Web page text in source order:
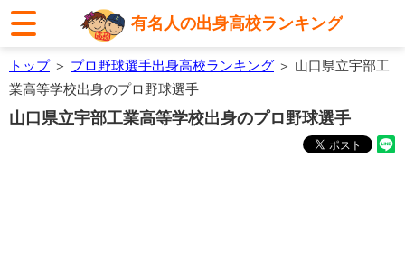
有名人の出身高校ランキング
トップ＞ プロ野球選手出身高校ランキング ＞ 山口県立宇部工
業高等学校出身のプロ野球選手
山口県立宇部工業高等学校出身のプロ野球選手